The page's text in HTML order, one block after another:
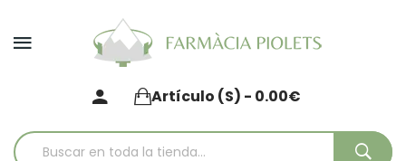
Artículo (s) - 0.00€